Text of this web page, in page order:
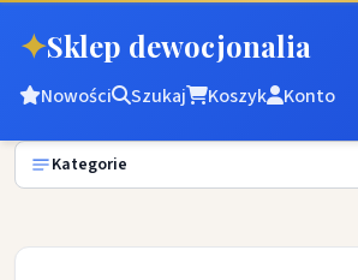
✦Sklep dewocjonalia
Nowości Szukaj Koszyk Konto
Kategorie